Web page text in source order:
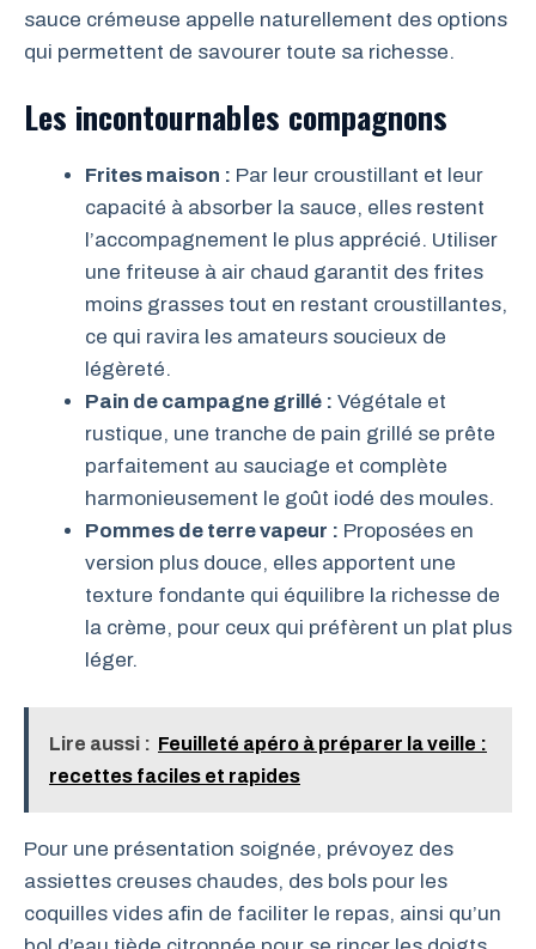
sauce crémeuse appelle naturellement des options
qui permettent de savourer toute sa richesse.
Les incontournables compagnons
Frites maison : Par leur croustillant et leur
capacité à absorber la sauce, elles restent
l’accompagnement le plus apprécié. Utiliser
une friteuse à air chaud garantit des frites
moins grasses tout en restant croustillantes,
ce qui ravira les amateurs soucieux de
légèreté.
Pain de campagne grillé : Végétale et
rustique, une tranche de pain grillé se prête
parfaitement au sauciage et complète
harmonieusement le goût iodé des moules.
Pommes de terre vapeur : Proposées en
version plus douce, elles apportent une
texture fondante qui équilibre la richesse de
la crème, pour ceux qui préfèrent un plat plus
léger.
Lire aussi : Feuilleté apéro à préparer la veille :
recettes faciles et rapides
Pour une présentation soignée, prévoyez des
assiettes creuses chaudes, des bols pour les
coquilles vides afin de faciliter le repas, ainsi qu’un